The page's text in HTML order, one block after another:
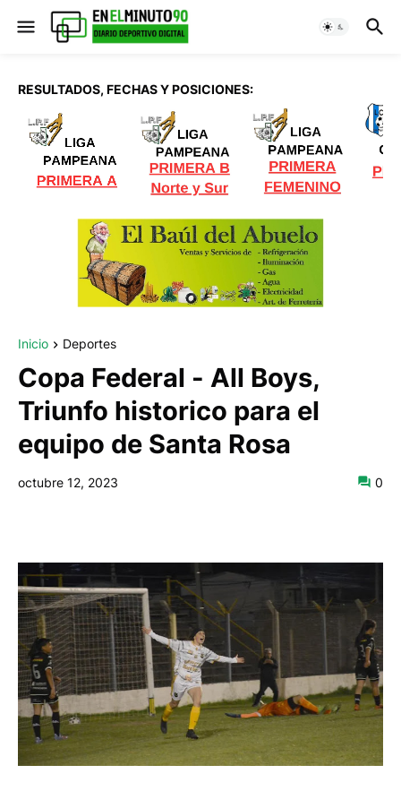
RESULTADOS, FECHAS Y POSICIONES:
Inicio Deportes
Copa Federal - All Boys,
Triunfo historico para el
equipo de Santa Rosa
octubre 12, 2023 0